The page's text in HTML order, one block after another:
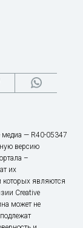
медиа — R40-05347
версию
–
их
которых являются
Creative
может не